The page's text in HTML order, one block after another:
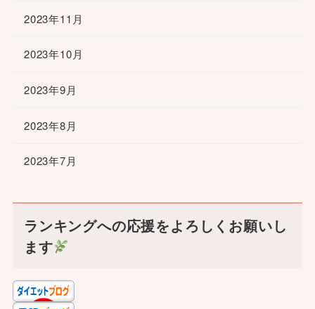
2023年11月
2023年10月
2023年9月
2023年8月
2023年7月
ランキングへの応援をよろしくお願いし
ます